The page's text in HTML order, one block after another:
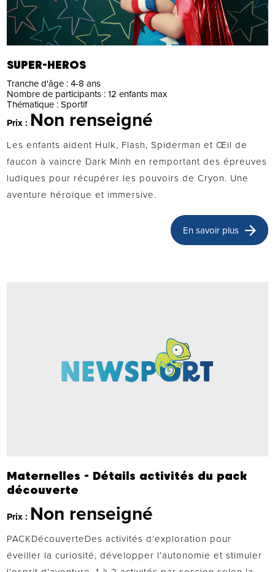
SUPER-HEROS
Tranche d'âge :4-8 ans
Nombre de participants :12 enfants max
Thématique :Sportif
Prix : Non renseigné
Les enfants aident Hulk, Flash, Spiderman et Œil de
faucon à vaincre Dark Minh en remportant des épreuves
ludiques pour récupérer les pouvoirs de Cryon. Une
aventure héroïque et immersive.
En savoir plus
Maternelles - Détails activités du pack
découverte
Prix : Non renseigné
PACKDécouverteDes activités d’exploration pour
éveiller la curiosité, développer l’autonomie et stimuler